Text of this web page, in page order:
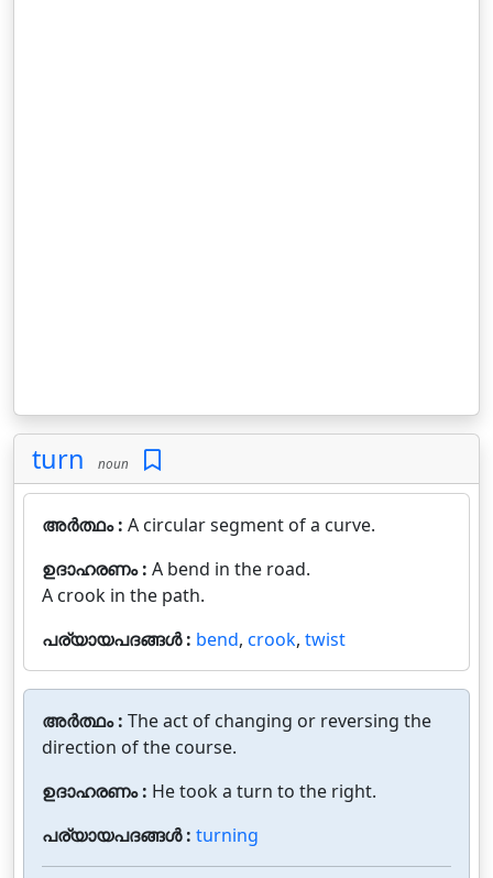
turn noun
അർത്ഥം : A circular segment of a curve.
ഉദാഹരണം : A bend in the road.
A crook in the path.
പര്യായപദങ്ങൾ : bend, crook, twist
അർത്ഥം : The act of changing or reversing the
direction of the course.
ഉദാഹരണം : He took a turn to the right.
പര്യായപദങ്ങൾ : turning